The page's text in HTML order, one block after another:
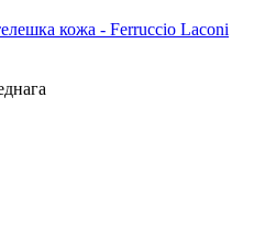
кожа - Ferruccio Laconi